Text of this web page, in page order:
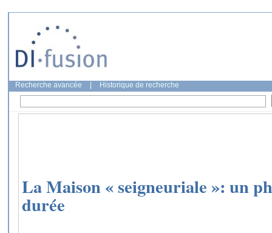
Recherche avancée Historique de recherche
La Maison « seigneuriale »: un
durée